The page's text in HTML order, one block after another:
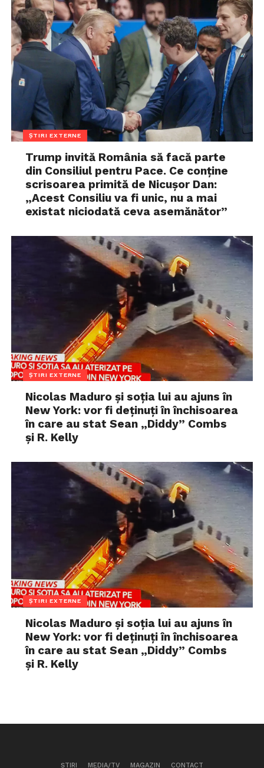
ȘTIRI EXTERNE
Trump invită România să facă parte
din Consiliul pentru Pace. Ce conține
scrisoarea primită de Nicușor Dan:
„Acest Consiliu va fi unic, nu a mai
existat niciodată ceva asemănător”
ȘTIRI EXTERNE
Nicolas Maduro și soția lui au ajuns în
New York: vor fi deținuți în închisoarea
în care au stat Sean „Diddy” Combs
și R. Kelly
ȘTIRI EXTERNE
Nicolas Maduro și soția lui au ajuns în
New York: vor fi deținuți în închisoarea
în care au stat Sean „Diddy” Combs
și R. Kelly
ȘTIRI MEDIA/TV MAGAZIN CONTACT